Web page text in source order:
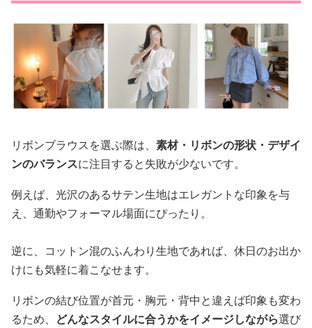
リボンブラウスを選ぶ際は、 素材・リボンの形状・デザイ
ンのバランスに注目すると失敗が少ないです。
例えば、光沢のあるサテン生地はエレガントな印象を与
え、通勤やフォーマル場面にぴったり。
逆に、コットン混のふんわり生地であれば、休日のお出か
けにも気軽に着こなせます。
リボンの結び位置が首元・胸元・背中と違えば印象も変わ
るため、 どんなスタイルに合うかをイメージしながら選び